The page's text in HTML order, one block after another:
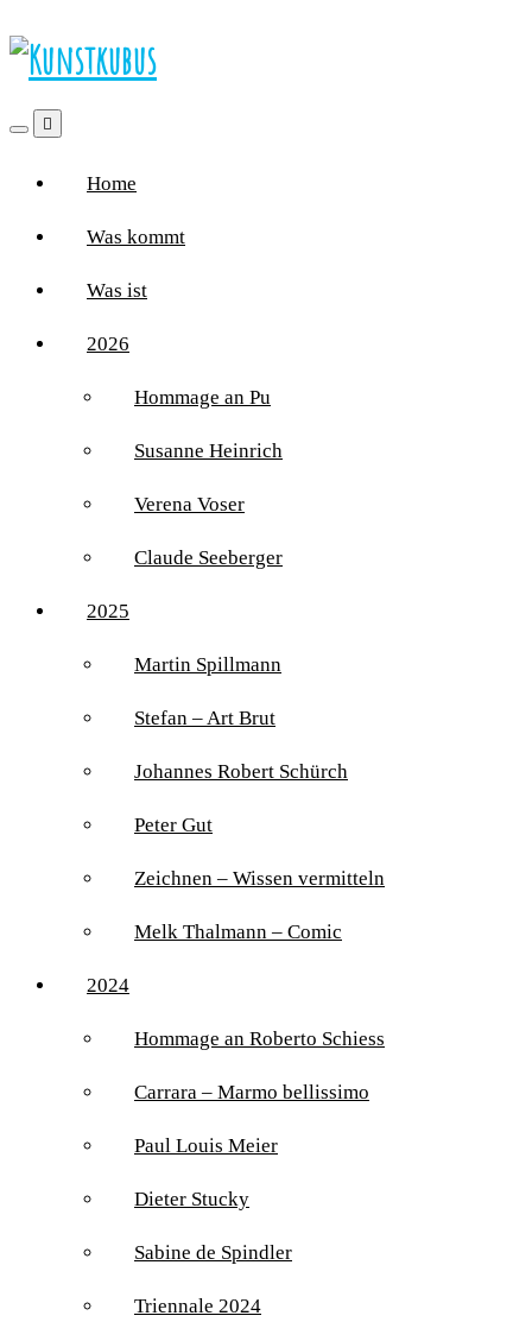
Home
Was kommt
Was ist
2026
Hommage an Pu
Susanne Heinrich
Verena Voser
Claude Seeberger
2025
Martin Spillmann
Stefan – Art Brut
Johannes Robert Schürch
Peter Gut
Zeichnen – Wissen vermitteln
Melk Thalmann – Comic
2024
Hommage an Roberto Schiess
Carrara – Marmo bellissimo
Paul Louis Meier
Dieter Stucky
Sabine de Spindler
Triennale 2024